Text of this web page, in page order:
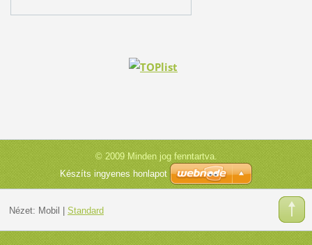
© 2009 Minden jog fenntartva.
Készíts ingyenes honlapot
Nézet: Mobil | Standard